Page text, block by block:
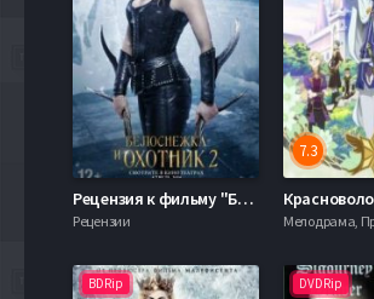
Рецензия к фильму "Белоснежка и Охотник 2" 2016
Рецензии
7.3
BDRip DVDRip